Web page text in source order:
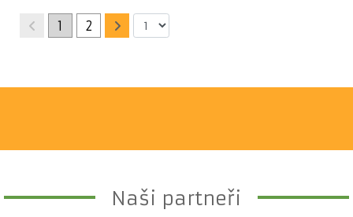
1 2
Naši partneři